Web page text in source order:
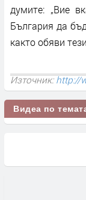
думите: „Вие
България да
както обяви
Източник:http://
Видеа по